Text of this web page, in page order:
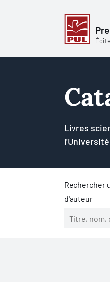
Livres
l'Université
Rechercher
d'auteur